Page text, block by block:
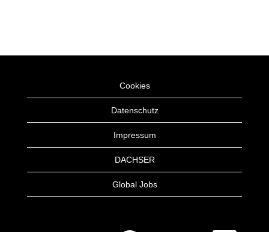
Cookies
Datenschutz
Impressum
DACHSER
Global Jobs